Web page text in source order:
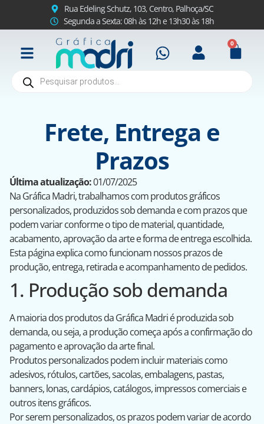
Rua Edeling Schutz, 103, Centro, Palhoça/SC
Segunda a Sexta: 08h às 12h e 13h30 às 18h
0
Frete, Entrega e
Prazos
Última atualização:01/07/2025
Na Gráfica Madri, trabalhamos com produtos gráficos
personalizados, produzidos sob demanda e com prazos que
podem variar conforme o tipo de material, quantidade,
acabamento, aprovação da arte e forma de entrega escolhida.
Esta página explica como funcionam nossos prazos de
produção, entrega, retirada e acompanhamento de pedidos.
1. Produção sob demanda
A maioria dos produtos da Gráfica Madri é produzida sob
demanda, ou seja, a produção começa após a confirmação do
pagamento e aprovação da arte final.
Produtos personalizados podem incluir materiais como
adesivos, rótulos, cartões, sacolas, embalagens, pastas,
banners, lonas, cardápios, catálogos, impressos comerciais e
outros itens gráficos.
Por serem personalizados, os prazos podem variar de acordo